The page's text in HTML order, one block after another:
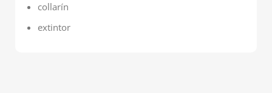
collarín
extintor